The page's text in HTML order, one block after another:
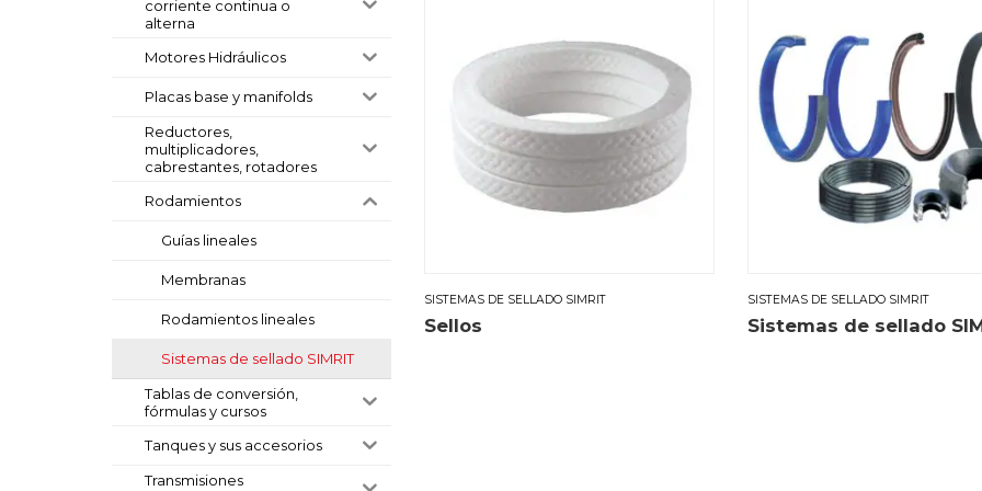
SISTEMAS DE SELLADO SIMRIT
Sellos
SISTEMAS DE SELLADO SIMRIT
Sistemas de sellado
corriente continua o
alterna
Motores Hidráulicos
Placas base y manifolds
Reductores,
multiplicadores,
cabrestantes, rotadores
Rodamientos
Guías lineales
Membranas
Rodamientos lineales
Sistemas de sellado SIMRIT
Tablas de conversión,
fórmulas y cursos
Tanques y sus accesorios
Transmisiones